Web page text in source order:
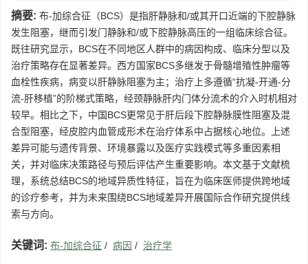
摘要: 布‑加综合征（BCS）是指肝静脉和/或其开口近端的下腔静脉
发生阻塞，继而引发门静脉和/或下腔静脉高压的一组临床综合征。
既往研究显示，BCS在不同地区人群中的病因构成、临床分型以及
治疗策略存在显著差异。西方国家BCS多继发于骨髓增殖性肿瘤等
血栓性疾病，病变以肝静脉阻塞为主；治疗上多遵循“抗凝-开通-分
流-肝移植”的阶梯式策略，经颈静脉肝内门体分流术的介入时机相对
较早。相比之下，中国BCS更常见于肝后段下腔静脉膜性阻塞及混
合型阻塞，经皮腔内血管成形术在治疗体系中占据核心地位。上述
差异可能与遗传背景、环境暴露以及医疗实践模式等多重因素相
关，并对临床决策路径与预后评估产生重要影响。本文基于文献梳
理，系统总结BCS的地域异质性特征，旨在为临床医师提供跨地域
的诊疗参考，并为未来围绕BCS地域差异开展国际合作研究提供线
索与方向。
关键词: 布-加综合征 / 病因 / 治疗学